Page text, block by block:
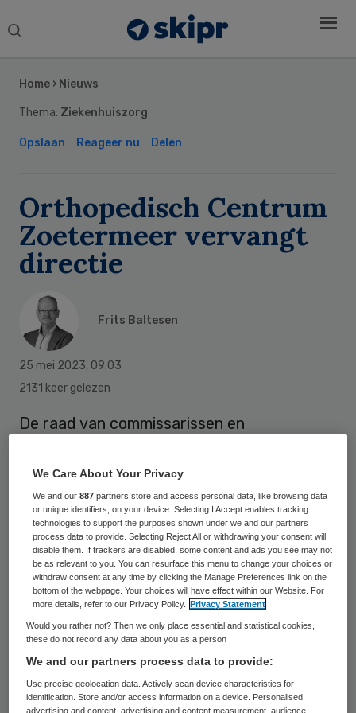
Search
Home › Nieuws
Thema: Ziekenhuiszorg
Opslaan Reageer nu Delen
Orthopedisch Centrum
Zoetermeer vervangt
directie
Frits Baltesen
25 mei 2023, 09:03
2131 keer gelezen
De raad van commissarissen en
Orthopedisch Centrum (RHOC) vervangt
per 1 juni de directie. Klaas Holthuis is
benoemd tot algemeen directeur en
Chantal van Hal is benoemd tot medisch
directeur.
RHOC in Zoetermeer staat op het terrein
van HagaZiekenhuis, locatie LangeLand.
RHOC kampt sinds de oprichting drie jaar
geleden door de inmiddels opgeheven
Sidebar
We Care About Your Privacy
We and our887 partners store and access personal data, like browsing data
or unique identifiers, on your device. Selecting I Accept enables tracking
technologies to support the purposes shown under we and our partners
process data to provide. Selecting Reject All or withdrawing your consent will
disable them. If trackers are disabled, some content and ads you see may not
be as relevant to you. You can resurface this menu to change your choices or
withdraw consent at any time by clicking the Manage Preferences link on the
bottom of the webpage. Your choices will have effect within our Website. For
more details, refer to our Privacy Policy.
Privacy Statement
Would you rather not? Then we only place essential and statistical cookies,
these do not record any data about you as a person
We and our partners process data to provide:
Use precise geolocation data. Actively scan device characteristics for
identification. Store and/or access information on a device. Personalised
advertising and content, advertising and content measurement, audience